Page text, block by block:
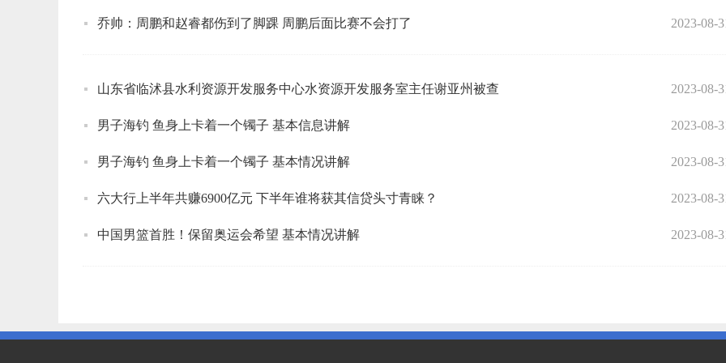
乔帅：周鹏和赵睿都伤到了脚踝 周鹏后面比赛不会打了 2023-08-
山东省临沭县水利资源开发服务中心水资源开发服务室主任谢亚州被查 2023-08-
男子海钓 鱼身上卡着一个镯子 基本信息讲解 2023-08-
男子海钓 鱼身上卡着一个镯子 基本情况讲解 2023-08-
六大行上半年共赚6900亿元 下半年谁将获其信贷头寸青睐？ 2023-08-
中国男篮首胜！保留奥运会希望 基本情况讲解 2023-08-